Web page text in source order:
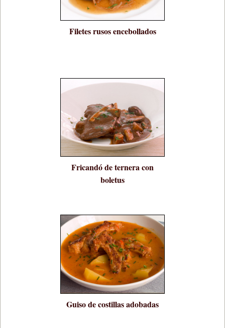
Filetes rusos encebollados
Fricandó de ternera con
boletus
Guiso de costillas adobadas